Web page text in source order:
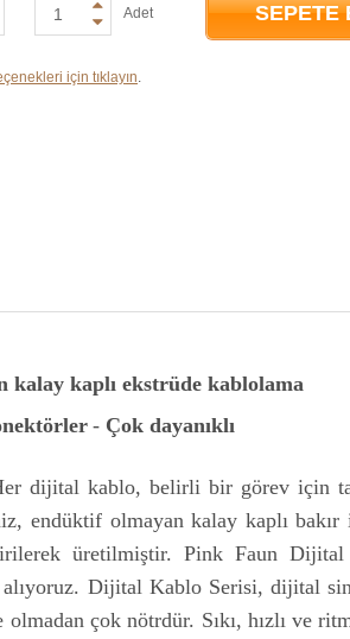
Adet SEPETE
için tıklayın.
kalay kaplı ekstrüde kablolama
- Çok dayanıklı
dijital kablo, belirli bir görev için
endüktif olmayan kalay kaplı bakır
üretilmiştir. Pink Faun Dijital
Dijital Kablo Serisi, dijital
çok nötrdür. Sıkı, hızlı ve